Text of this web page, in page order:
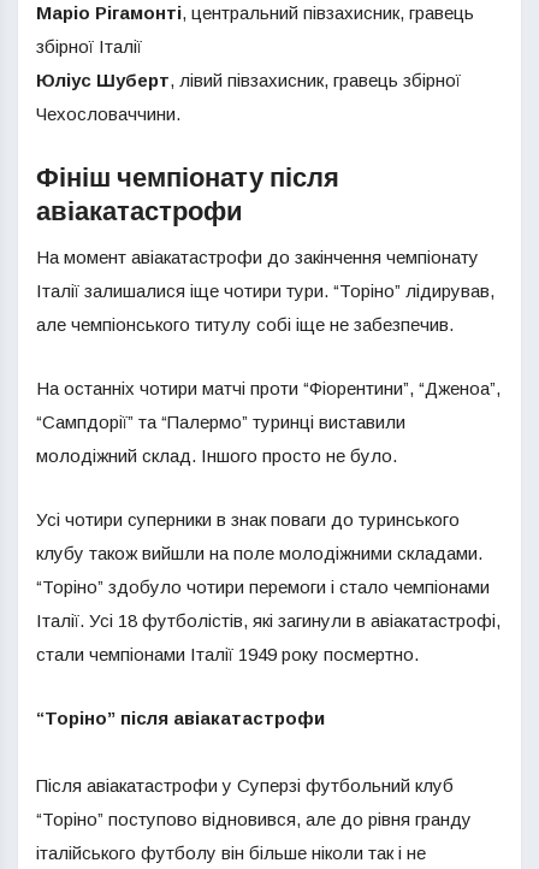
Маріо Рігамонті, центральний півзахисник, гравець
збірної Італії
Юліус Шуберт, лівий півзахисник, гравець збірної
Чехословаччини.
Фініш чемпіонату після
авіакатастрофи
На момент авіакатастрофи до закінчення чемпіонату
Італії залишалися іще чотири тури. “Торіно” лідирував,
але чемпіонського титулу собі іще не забезпечив.
На останніх чотири матчі проти “Фіорентини”, “Дженоа”,
“Сампдорії” та “Палермо” туринці виставили
молодіжний склад. Іншого просто не було.
Усі чотири суперники в знак поваги до туринського
клубу також вийшли на поле молодіжними складами.
“Торіно” здобуло чотири перемоги і стало чемпіонами
Італії. Усі 18 футболістів, які загинули в авіакатастрофі,
стали чемпіонами Італії 1949 року посмертно.
“Торіно” після авіакатастрофи
Після авіакатастрофи у Суперзі футбольний клуб
“Торіно” поступово відновився, але до рівня гранду
італійського футболу він більше ніколи так і не